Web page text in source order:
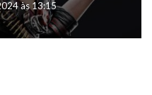
às 13:15